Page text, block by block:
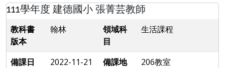
111學年度 建德國小 張菁芸教師
教科書
版本
翰林
領域科
目
生活課程
備課日
2022-11-21
備課地
206教室